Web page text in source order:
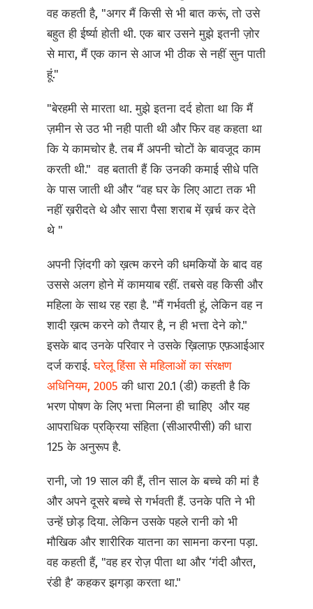
वह कहती है, "अगर मैं किसी से भी बात करूं, तो उसे
बहुत ही ईर्ष्या होती थी. एक बार उसने मुझे इतनी ज़ोर
से मारा, मैं एक कान से आज भी ठीक से नहीं सुन पाती
हूं."
"बेरहमी से मारता था. मुझे इतना दर्द होता था कि मैं
ज़मीन से उठ भी नही पाती थी और फिर वह कहता था
कि ये कामचोर है. तब मैं अपनी चोटों के बावजूद काम
करती थी." वह बताती हैं कि उनकी कमाई सीधे पति
के पास जाती थी और “वह घर के लिए आटा तक भी
नहीं ख़रीदते थे और सारा पैसा शराब में ख़र्च कर देते
थे "
अपनी ज़िंदगी को ख़त्म करने की धमकियों के बाद वह
उससे अलग होने में कामयाब रहीं. तबसे वह किसी और
महिला के साथ रह रहा है. "मैं गर्भवती हूं, लेकिन वह न
शादी ख़त्म करने को तैयार है, न ही भत्ता देने को."
इसके बाद उनके परिवार ने उसके ख़िलाफ़ एफ़आईआर
दर्ज कराई.घरेलू हिंसा से महिलाओं का संरक्षण
अधिनियम, 2005की धारा 20.1 (डी) कहती है कि
भरण पोषण के लिए भत्ता मिलना ही चाहिए और यह
आपराधिक प्रक्रिया संहिता (सीआरपीसी) की धारा
125 के अनुरूप है.
रानी, जो 19 साल की हैं, तीन साल के बच्चे की मां है
और अपने दूसरे बच्चे से गर्भवती हैं. उनके पति ने भी
उन्हें छोड़ दिया. लेकिन उसके पहले रानी को भी
मौखिक और शारीरिक यातना का सामना करना पड़ा.
वह कहती हैं, "वह हर रोज़ पीता था और ‘गंदी औरत,
रंडी है’ कहकर झगड़ा करता था."